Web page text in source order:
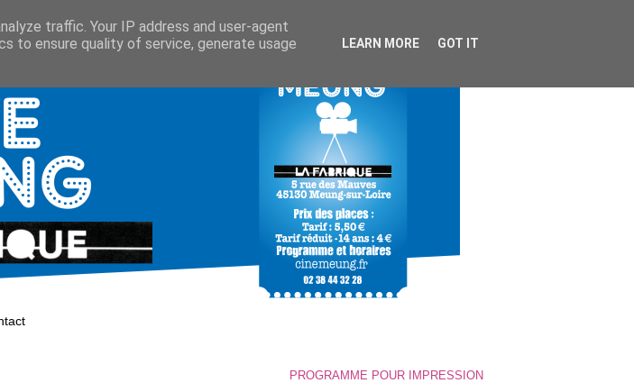
PROGRAMME POUR IMPRESSION
traffic. Your IP address and user-agent
to ensure quality of service, generate usage
LEARN MORE GOT IT